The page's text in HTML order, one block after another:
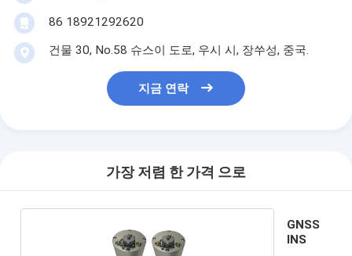
86 18921292620
건물 30, No.58 슈스이 도로, 우시 시, 장쑤성, 중국.
지금 연락
가장 저렴 한 가격 으로
GNSS
INS